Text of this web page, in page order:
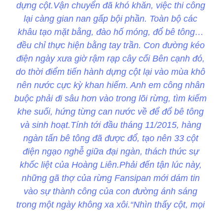
dựng cột.Vận chuyển đã khó khăn, việc thi công
lại càng gian nan gấp bội phần. Toàn bộ các
khâu tạo mặt bằng, đào hố móng, đổ bê tông…
đều chỉ thực hiện bằng tay trần. Con đường kéo
điện ngày xưa giờ rậm rạp cây cối Bên cạnh đó,
do thời điểm tiến hành dựng cột lại vào mùa khô
nên nước cực kỳ khan hiếm. Anh em công nhân
buộc phải đi sâu hơn vào trong lõi rừng, tìm kiếm
khe suối, hứng từng can nước về để đổ bê tông
và sinh hoạt.Tính tới đầu tháng 11/2015, hàng
ngàn tấn bê tông đã được đổ, tạo nên 33 cột
điện ngạo nghễ giữa đại ngàn, thách thức sự
khốc liệt của Hoàng Liên.Phải đến tận lúc này,
những gã thợ của rừng Fansipan mới dám tin
vào sự thành công của con đường ánh sáng
trong một ngày không xa xôi.“Nhìn thấy cột, mọi